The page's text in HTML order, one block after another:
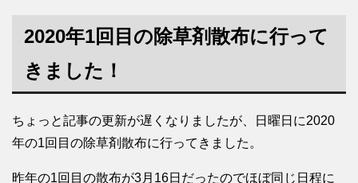
2020年1回目の除草剤散布に行って
きました！
ちょっと記事の更新が遅くなりましたが、日曜日に2020
年の1回目の除草剤散布に行ってきました。
昨年の1回目の散布が3月16日だったのでほぼ同じ日程に